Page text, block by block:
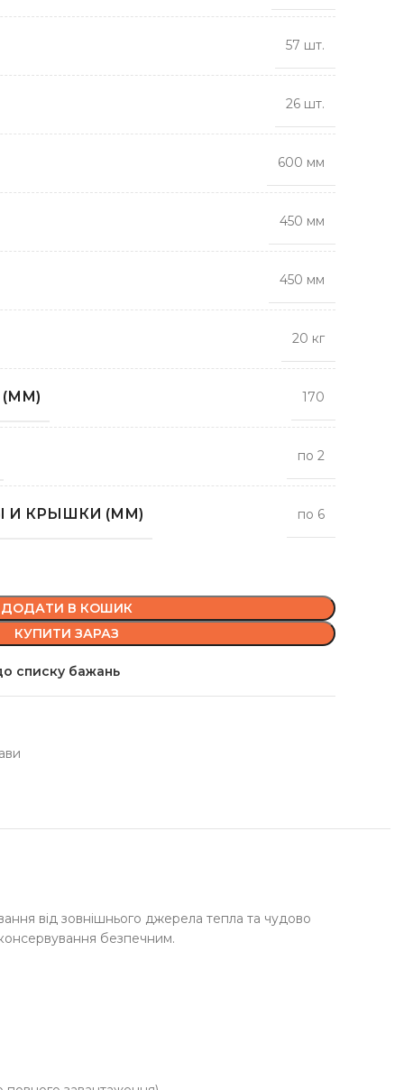
57 шт.
26 шт.
600 мм
450 мм
450 мм
20 кг
170
по 2
И КРЫШКИ (ММ) по 6
ДОДАТИ В КОШИК
КУПИТИ ЗАРАЗ
списку бажань
від зовнішнього джерела тепла та чудово
безпечним.